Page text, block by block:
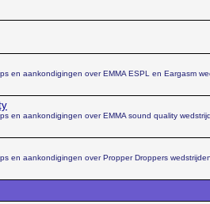
en aankondigingen over EMMA ESPL en Eargasm
en aankondigingen over EMMA sound quality
en aankondigingen over Propper Droppers